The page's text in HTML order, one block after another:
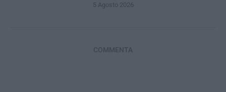
5 Agosto 2026
COMMENTA